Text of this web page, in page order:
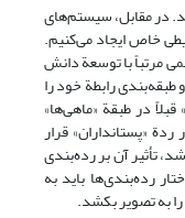
در مقابل، سیستم‌های
خاص ایجاد می‌کنیم.
مرتباً با توسعة دانش
رابطة خود را
در طبقة «ماهی‌ها»
ردة «پستانداران» قرار
تأثیر آن بر رده‌بندی
رده‌بندی‌ها باید به
به تصویر بکشد.